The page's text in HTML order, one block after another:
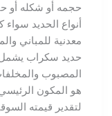
حجمه أو شكله أو
أنواع الحديد سواء
معدنية للمباني
حديد سكراب يشمل
المصبوب
هو المكون
لتقدير قيمته